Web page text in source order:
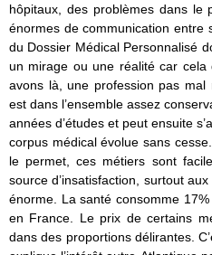
hôpitaux, des problèmes dans le
énormes de communication entre
du Dossier Médical Personnalisé
un mirage ou une réalité car
avons là, une profession pas
est dans l’ensemble assez
années d’études et peut ensuite
corpus médical évolue sans
le permet, ces métiers sont
source d’insatisfaction, surtout
énorme. La santé consomme
en France. Le prix de certains
dans des proportions délirantes.